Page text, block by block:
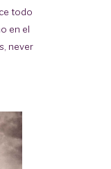
todo
en el
never